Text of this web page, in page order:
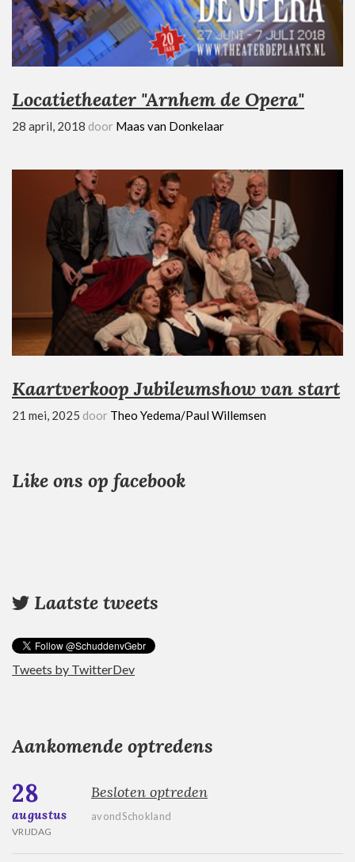
Locatietheater "Arnhem de Opera"
28 april, 2018 door Maas van Donkelaar
Kaartverkoop Jubileumshow van start
21 mei, 2025 door Theo Yedema/Paul Willemsen
Like ons op facebook
Laatste tweets
Tweets by TwitterDev
Aankomende optredens
28
augustus
VRIJDAG
Besloten optreden
avondSchokland